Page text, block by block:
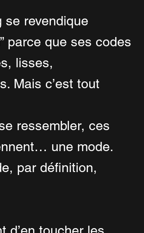
se revendique
parce que ses codes
lisses,
Mais c’est tout
ressembler, ces
une mode.
par définition,